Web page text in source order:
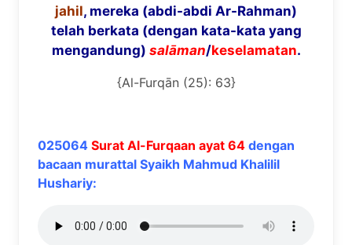
jahil, mereka (abdi-abdi Ar-Rahman)
telah berkata (dengan kata-kata yang
mengandung) salāman/keselamatan.
{Al-Furqān (25): 63}
025064 Surat Al-Furqaan ayat 64 dengan
bacaan murattal Syaikh Mahmud Khalilil
Hushariy: